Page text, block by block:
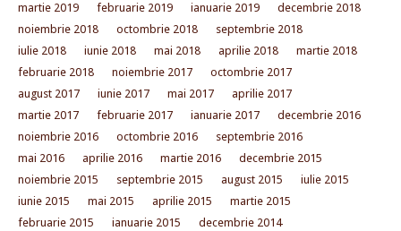
martie 2019
februarie 2019 ianuarie 2019
decembrie 2018
noiembrie 2018
octombrie 2018
septembrie 2018
iulie 2018
iunie 2018 mai 2018 aprilie 2018
martie 2018
februarie 2018
noiembrie 2017
octombrie 2017
august 2017
iunie 2017 mai 2017
aprilie 2017
martie 2017
februarie 2017 ianuarie 2017
decembrie 2016
noiembrie 2016
octombrie 2016
septembrie 2016
mai 2016
aprilie 2016 martie 2016
decembrie 2015
noiembrie 2015
septembrie 2015 august 2015
iulie 2015
iunie 2015
mai 2015 aprilie 2015
martie 2015
februarie 2015
ianuarie 2015
decembrie 2014